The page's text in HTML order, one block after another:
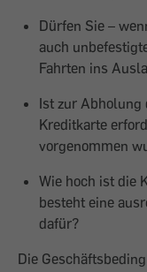
Dürfen Sie –
auch
Fahrten ins
Ist zur Abholung
Kreditkarte
vorgenommen
Wie hoch ist die
besteht eine
dafür?
Die